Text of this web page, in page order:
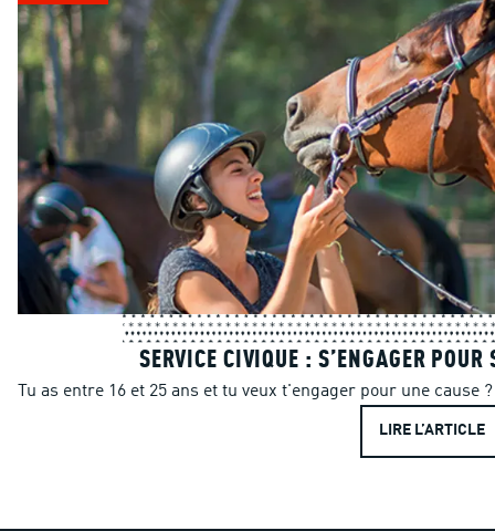
SERVICE CIVIQUE : S’ENGAGER POUR
Tu as entre 16 et 25 ans et tu veux t'engager pour une cause
LIRE L’ARTICLE